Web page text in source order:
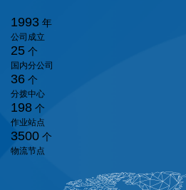
1993 年
公司成立
25 个
国内分公司
36 个
分拨中心
198 个
作业站点
3500 个
物流节点